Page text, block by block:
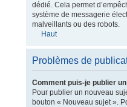
dédié. Cela permet
système de messagerie
malveillants ou des robots.
Haut
Problèmes de
Comment puis-je publier
Pour publier un nouveau
bouton « Nouveau sujet ».